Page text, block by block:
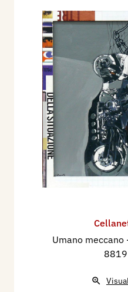
Umano meccano
8819